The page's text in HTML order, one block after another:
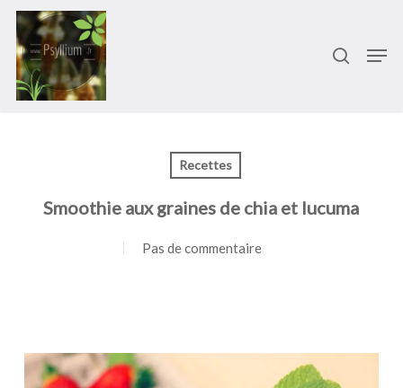
Passer
contenu
principal
Recettes
Smoothie aux graines de chia et lucuma
Pas de commentaire